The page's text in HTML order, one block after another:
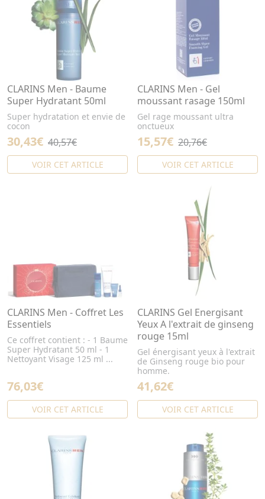
CLARINS Men - Baume
Super Hydratant 50ml
Super hydratation et envie de
cocon
30,43€ 40,57€
VOIR CET ARTICLE
CLARINS Men - Gel
moussant rasage 150ml
Gel rage moussant ultra
onctueux
15,57€ 20,76€
VOIR CET ARTICLE
CLARINS Men - Coffret Les
Essentiels
Ce coffret contient : - 1 Baume
Super Hydratant 50 ml - 1
Nettoyant Visage 125 ml ...
76,03€
VOIR CET ARTICLE
CLARINS Gel Energisant
Yeux A l'extrait de ginseng
rouge 15ml
Gel énergisant yeux à l'extrait
de Ginseng rouge bio pour
homme.
41,62€
VOIR CET ARTICLE